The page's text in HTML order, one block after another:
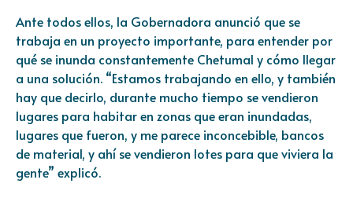
Ante todos ellos, la Gobernadora anunció que se
trabaja en un proyecto importante, para entender por
qué se inunda constantemente Chetumal y cómo llegar
a una solución. “Estamos trabajando en ello, y también
hay que decirlo, durante mucho tiempo se vendieron
lugares para habitar en zonas que eran inundadas,
lugares que fueron, y me parece inconcebible, bancos
de material, y ahí se vendieron lotes para que viviera la
gente” explicó.